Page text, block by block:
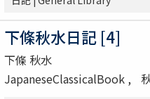
下條秋水日記 [4]
下條 秋水
JapaneseClassicalBook